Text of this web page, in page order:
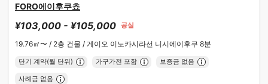
FORO에이후쿠쵸
¥103,000 - ¥105,000 공실
19.76㎡〜 / 2층 건물 / 게이오 이노카시라선 니시에이후쿠 8분
단기 계약(월 단위) 가구가전 포함 보증금 없음
사례금 없음